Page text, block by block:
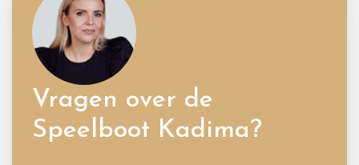
Vragen over de
Speelboot Kadima?